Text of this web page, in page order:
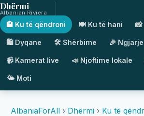
Dhërmi
Albanian Riviera
🏨 Ku të qëndroni 🍽️ Ku të hani
🛍️ Dyqane 🛠️ Shërbime 🎉 Ngjarje
📹 Kamerat live 📣 Njoftime lokale
🌤️ Moti
AlbaniaForAll › Dhërmi › Ku të